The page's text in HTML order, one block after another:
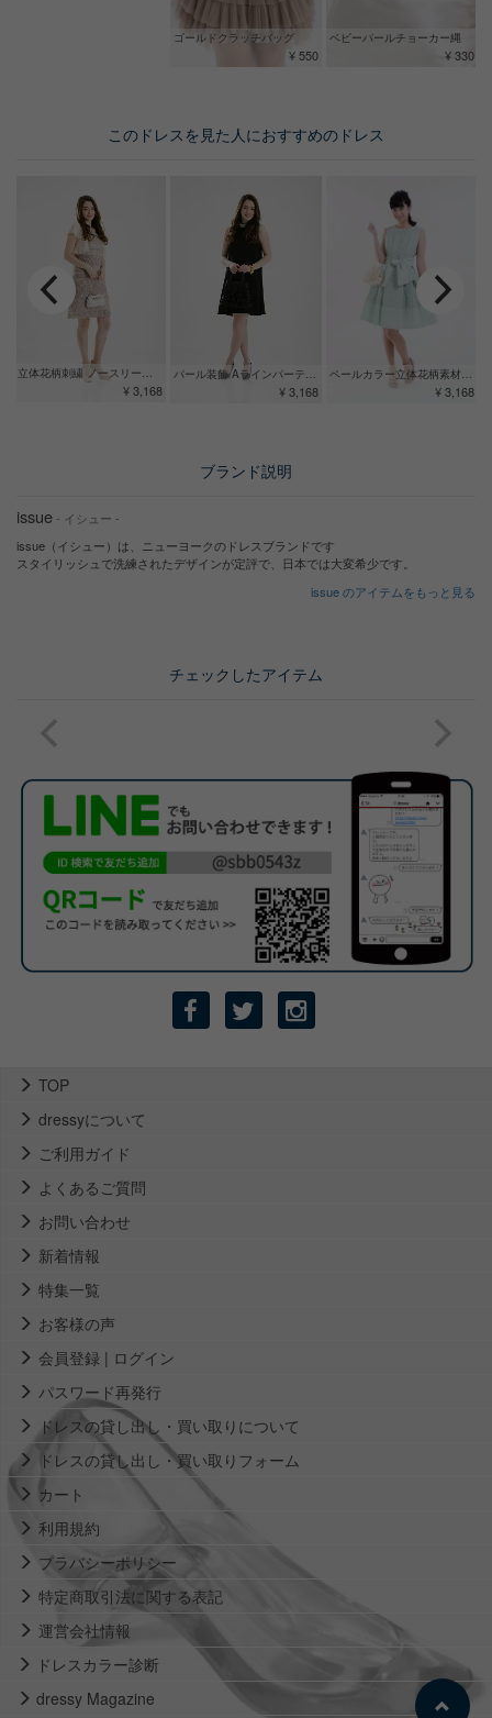
ゴールドクラッチバッグ
¥ 550
ベビーパールチョーカー縄
¥ 330
このドレスを見た人におすすめのドレス
パール装飾 Aラインパーティードレス
¥ 3,168 ¥ 3,168
立体花柄刺繍 ノースリーブドレス
¥ 3,168
ブランド説明
issue - イシュー -
issue（イシュー）は、ニューヨークのドレスブランドです
スタイリッシュで洗練されたデザインが定評で、日本では大変希少です。
issue のアイテムをもっと見る
チェックしたアイテム
TOP
dressyについて
ご利用ガイド
よくあるご質問
お問い合わせ
新着情報
特集一覧
お客様の声
会員登録 | ログイン
パスワード再発行
ドレスの貸し出し・買い取りについて
ドレスの貸し出し・買い取りフォーム
カート
利用規約
プラバシーポリシー
特定商取引法に関する表記
運営会社情報
ドレスカラー診断
dressy Magazine